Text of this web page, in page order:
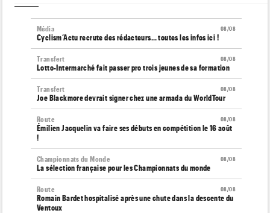
08/08
Média
Cyclism’Actu recrute des rédacteurs… toutes les infos ici !
08/08
Transfert
Lotto-Intermarché fait passer pro trois jeunes de sa formation
08/08
Transfert
Joe Blackmore devrait signer chez une armada du WorldTour
08/08
Route
Émilien Jacquelin va faire ses débuts en compétition le 16 août
!
08/08
Championnats du Monde
La sélection française pour les Championnats du monde
08/08
Route
Romain Bardet hospitalisé après une chute dans la descente du
Ventoux